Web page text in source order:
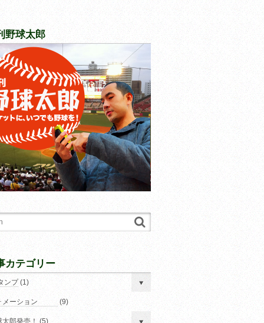
野球太郎
カテゴリー
ンプ(1)
メーション (9)
郎発売！ (5)